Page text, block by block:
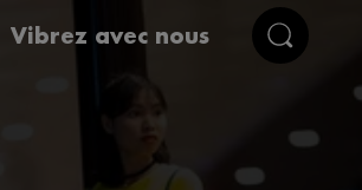
Vibrez avec nous